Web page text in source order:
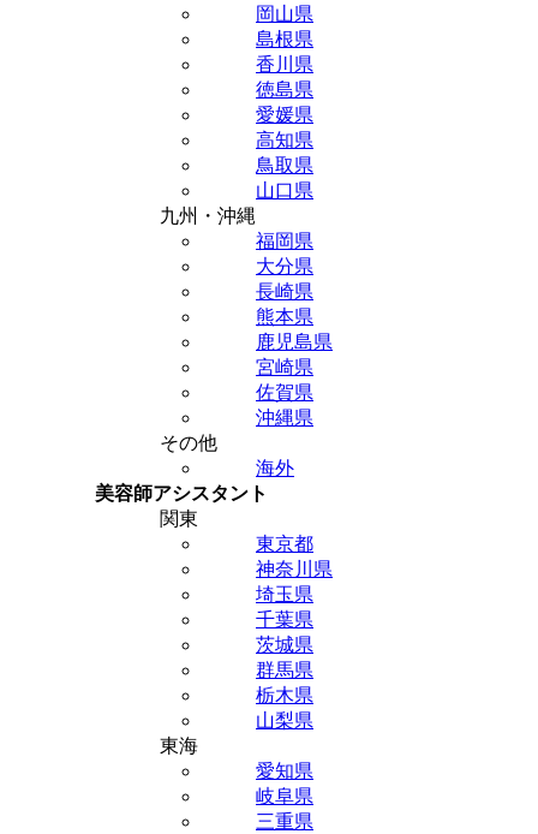
岡山県
島根県
香川県
徳島県
愛媛県
高知県
鳥取県
山口県
九州・沖縄
福岡県
大分県
長崎県
熊本県
鹿児島県
宮崎県
佐賀県
沖縄県
その他
海外
美容師アシスタント
関東
東京都
神奈川県
埼玉県
千葉県
茨城県
群馬県
栃木県
山梨県
東海
愛知県
岐阜県
三重県